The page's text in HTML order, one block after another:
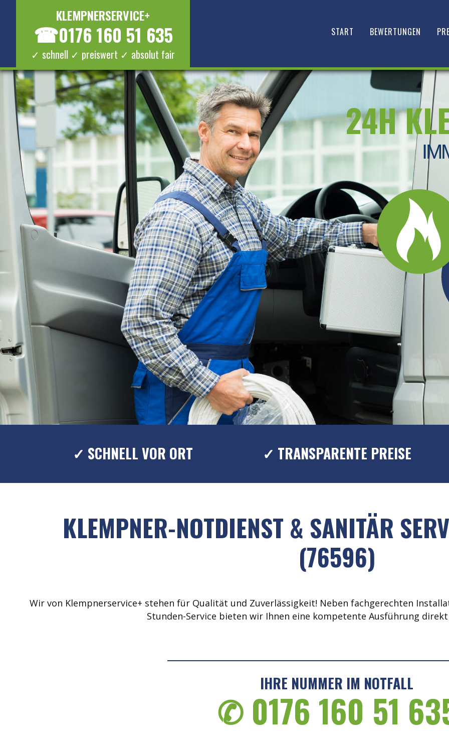
KLEMPNERSERVICE+
☎0176 160 51 635
✓ schnell ✓ preiswert ✓ absolut fair
START BEWERTUNGEN
24H
✓ SCHNELL VOR ORT ✓ TRANSPARENTE PREISE
KLEMPNER-NOTDIENST & SANITÄR
(76596)
Wir von Klempnerservice+ stehen für Qualität und Zuverlässigkeit! Neben fachgerechten
Stunden-Service bieten wir Ihnen eine kompetente Ausführung
IHRE NUMMER IM NOTFALL
✆ 0176 160 51